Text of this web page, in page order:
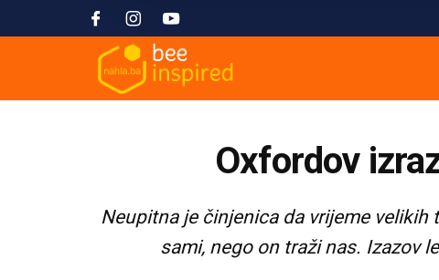
Oxfordov
Neupitna je činjenica da vrijeme
sami, nego on traži nas. Izazov